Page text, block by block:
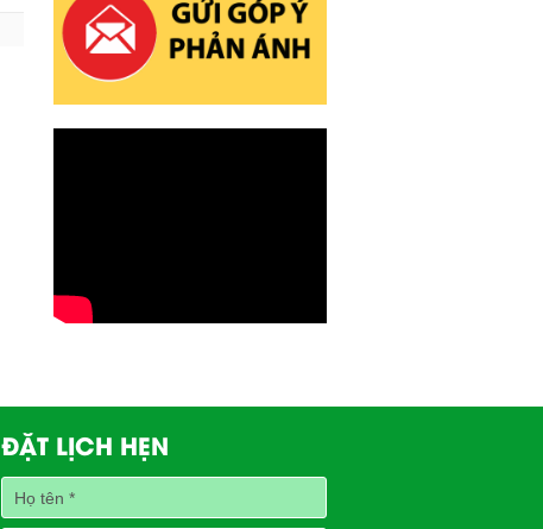
ĐẶT LỊCH HẸN